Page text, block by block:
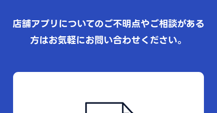
店舗アプリについてのご不明点やご相談がある
方はお気軽にお問い合わせください。